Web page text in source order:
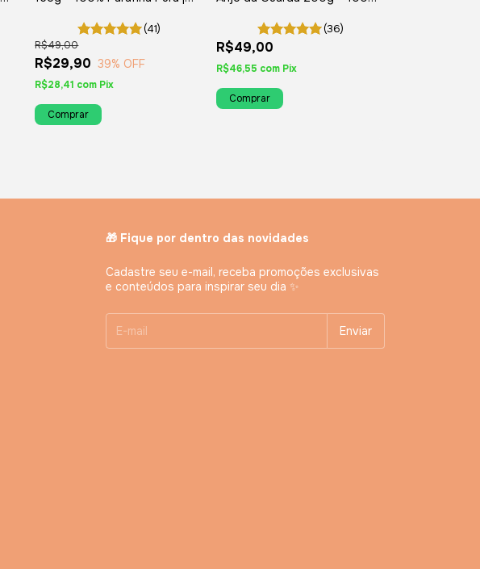
(41)
R$29,90
R$49,00
39% OFF
R$28,41 com Pix
(36)
R$49,00
R$46,55 com Pix
🎁 Fique por dentro das novidades
Cadastre seu e-mail, receba promoções exclusivas
e conteúdos para inspirar seu dia ✨